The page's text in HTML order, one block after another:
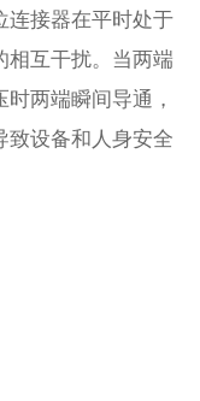
连接器在平时处于
相互干扰。当两端
两端瞬间导通，
致设备和人身安全